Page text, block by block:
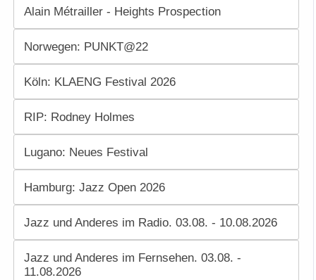
Alain Métrailler - Heights Prospection
Norwegen: PUNKT@22
Köln: KLAENG Festival 2026
RIP: Rodney Holmes
Lugano: Neues Festival
Hamburg: Jazz Open 2026
Jazz und Anderes im Radio. 03.08. - 10.08.2026
Jazz und Anderes im Fernsehen. 03.08. -
11.08.2026